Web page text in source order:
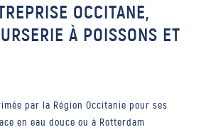
OCCITANE,
À POISSONS ET
par la Région Occitanie pour ses
en eau douce ou à Rotterdam